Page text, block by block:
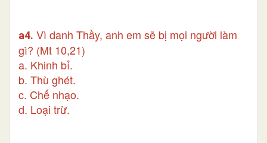
a4. Vì danh Thầy, anh em sẽ bị mọi người làm
gì? (Mt 10,21)
a. Khinh bỉ.
b. Thù ghét.
c. Chế nhạo.
d. Loại trừ.